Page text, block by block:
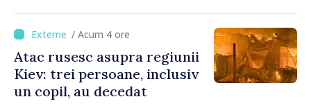
de țara de origine
/ Acum 4 ore
Atac rusesc asupra regiunii
Kiev: trei persoane, inclusiv
un copil, au decedat